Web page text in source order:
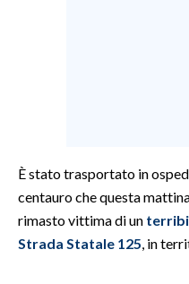
CULTURA
SPETTACOLI
È stato trasportato in
centauro che questa
rimasto vittima di un
Strada Statale 125 , in